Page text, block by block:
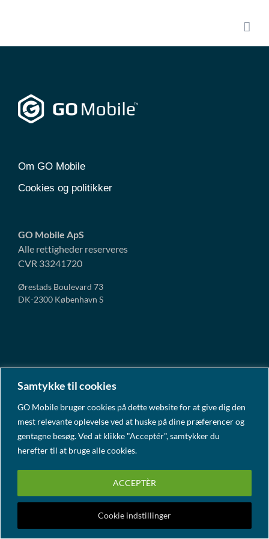
Samtykke til cookies
GO Mobile bruger cookies på dette website for at give dig den
mest relevante oplevelse ved at huske på dine præferencer og
gentagne besøg. Ved at klikke "Acceptér", samtykker du
herefter til at bruge alle cookies.
Cookie indstillinger
ACCEPTÈR
Om GO Mobile
Cookies og politikker
GO Mobile ApS
Alle rettigheder reserveres
CVR 33241720
Ørestads Boulevard 73
DK-2300 København S
+45 7020 0718
info@go-mobile.dk